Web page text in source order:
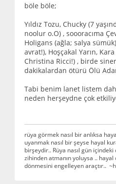
böle böle;
Yıldız Tozu, Chucky (7
noolur o.O) , soooracıma
Holigans (ağla; salya
avrat!), Hoşçakal Yarın,
Christina Ricci!) , birde
dakikalardan ötürü Ölü
Tabi benim lanet listem
neden herşeydne çok
rüya görmek nasıl bir anlıksa
uyanmak nasıl bir şeyse hayal
birşeydir.. Rüya nasıl gün
zihinden atmanın yoluysa ..
dönmesini engelleyen araçtır..